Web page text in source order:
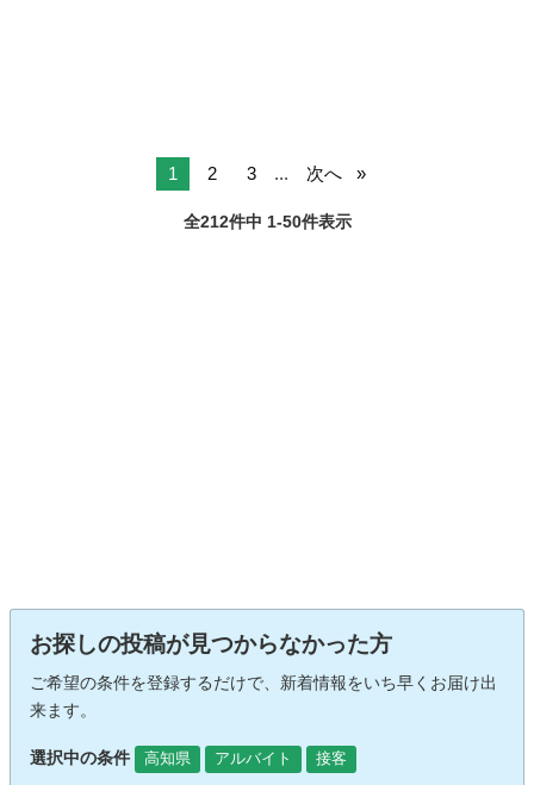
1 2 3 ... 次へ
全212件中 1-50件表示
お探しの投稿が見つからなかった方
ご希望の条件を登録するだけで、新着情報をいち早くお届け出
来ます。
選択中の条件 高知県 アルバイト 接客